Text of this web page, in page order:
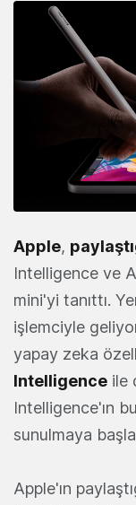
Apple,
Intelligence ve
mini'yi tanıttı.
işlemciyle
yapay zeka
Intelligence ile
Intelligence'ın
sunulmaya
Apple'ın